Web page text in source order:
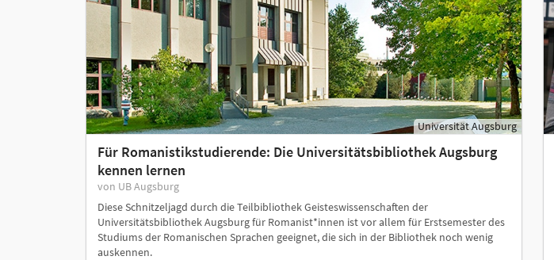
Universität Augsburg
Für Romanistikstudierende: Die Universitätsbibliothek Augsburg
kennen lernen
von UB Augsburg
Diese Schnitzeljagd durch die Teilbibliothek Geisteswissenschaften der
Universitätsbibliothek Augsburg für Romanist*innen ist vor allem für Erstsemester des
Studiums der Romanischen Sprachen geeignet, die sich in der Bibliothek noch wenig
auskennen.